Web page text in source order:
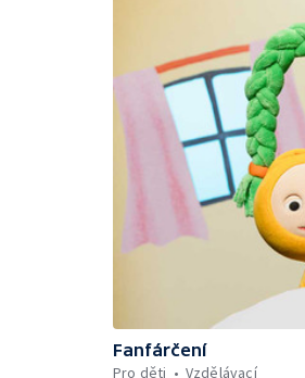
Fanfárčení
Pro děti
Vzdělávací